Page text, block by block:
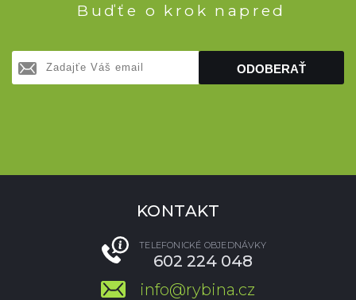
Buďťe o krok napred
ODOBERAŤ
KONTAKT
TELEFONICKÉ OBJEDNÁVKY
602 224 048
info@rybina.cz